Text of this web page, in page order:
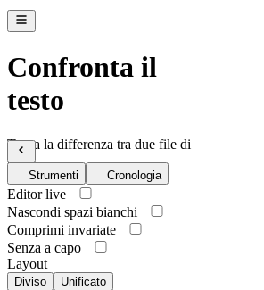
Confronta il
testo
Trova la differenza tra due file di
testo
Strumenti Cronologia
Editor live
Nascondi spazi bianchi
Comprimi invariate
Senza a capo
Layout
Diviso Unificato